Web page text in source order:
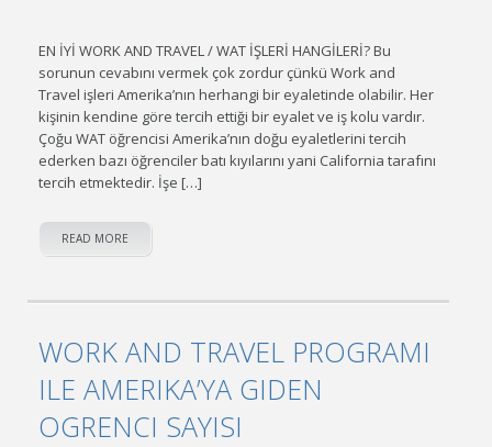
BLOG
BİZE ULAŞIN
EN İYİ WORK AND TRAVEL / WAT İŞLERİ HANGİLERİ? Bu
sorunun cevabını vermek çok zordur çünkü Work and
Travel işleri Amerika’nın herhangi bir eyaletinde olabilir. Her
kişinin kendine göre tercih ettiği bir eyalet ve iş kolu vardır.
Çoğu WAT öğrencisi Amerika’nın doğu eyaletlerini tercih
ederken bazı öğrenciler batı kıyılarını yani California tarafını
tercih etmektedir. İşe […]
READ MORE
WORK AND TRAVEL PROGRAMI
ILE AMERIKA’YA GIDEN
OGRENCI SAYISI